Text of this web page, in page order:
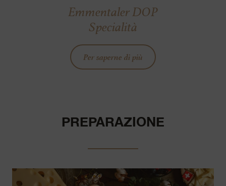
Emmentaler DOP
Specialità
Per saperne di più
PREPARAZIONE